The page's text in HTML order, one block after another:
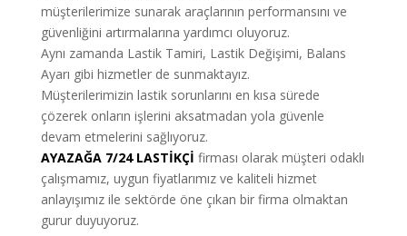
müşterilerimize sunarak araçlarının performansını ve
güvenliğini artırmalarına yardımcı oluyoruz.
Aynı zamanda Lastik Tamiri, Lastik Değişimi, Balans
Ayarı gibi hizmetler de sunmaktayız.
Müşterilerimizin lastik sorunlarını en kısa sürede
çözerek onların işlerini aksatmadan yola güvenle
devam etmelerini sağlıyoruz.
AYAZAĞA 7/24 LASTİKÇİ firması olarak müşteri odaklı
çalışmamız, uygun fiyatlarımız ve kaliteli hizmet
anlayışımız ile sektörde öne çıkan bir firma olmaktan
gurur duyuyoruz.